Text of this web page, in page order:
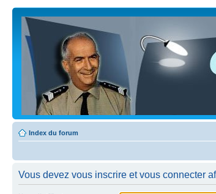
Index du forum
Vous devez vous inscrire et vous connecter